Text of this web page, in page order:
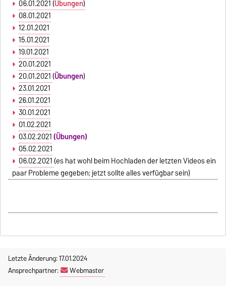
06.01.2021 (Übungen)
08.01.2021
12.01.2021
15.01.2021
19.01.2021
20.01.2021
20.01.2021(Übungen)
23.01.2021
26.01.2021
30.01.2021
01.02.2021
03.02.2021(Übungen)
05.02.2021
06.02.2021(es hat wohl beim Hochladen der letzten Videos ein
paar Probleme gegeben; jetzt sollte alles verfügbar sein)
Letzte Änderung: 17.01.2024
Ansprechpartner:
Webmaster